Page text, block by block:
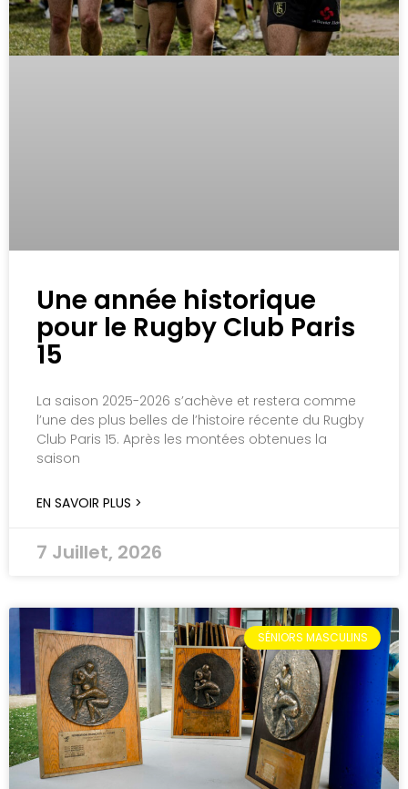
Une année historique
pour le Rugby Club Paris
15
La saison 2025-2026 s’achève et restera comme
l’une des plus belles de l’histoire récente du Rugby
Club Paris 15. Après les montées obtenues la
saison
EN SAVOIR PLUS >
7 Juillet, 2026
SÉNIORS MASCULINS